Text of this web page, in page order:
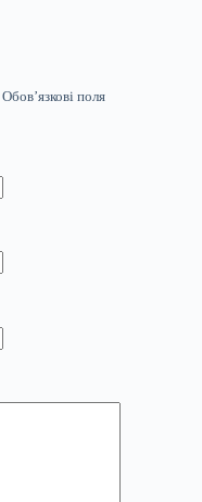
Обов’язкові поля